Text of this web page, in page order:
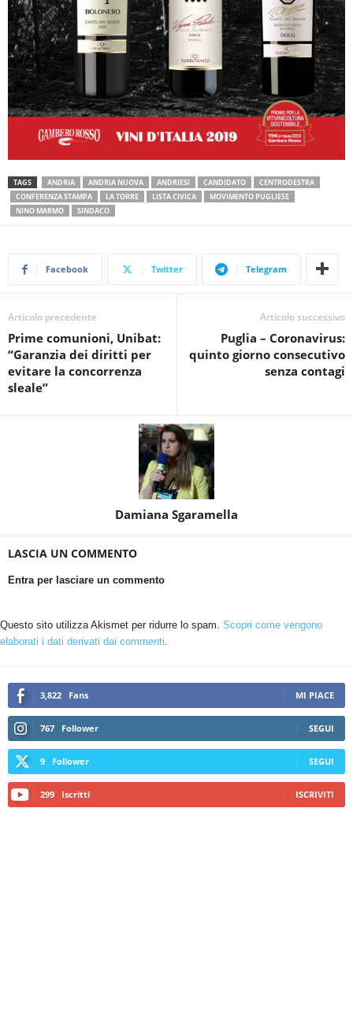
TAGS ANDRIA ANDRIA NUOVA ANDRIESI CANDIDATO
CENTRODESTRA
CONFERENZA STAMPA
LA TORRE LISTA CIVICA
MOVIMENTO PUGLIESE
NINO MARMO
SINDACO
Facebook Twitter Telegram
Articolo precedente
Prime comunioni, Unibat:
“Garanzia dei diritti per
evitare la concorrenza
sleale”
Articolo successivo
Puglia – Coronavirus:
quinto giorno consecutivo
senza contagi
Damiana Sgaramella
LASCIA UN COMMENTO
Entra per lasciare un commento
Questo sito utilizza Akismet per ridurre lo spam. Scopri come vengono
elaborati i dati derivati dai commenti.
3,822 Fans MI PIACE
767 Follower SEGUI
9 Follower SEGUI
299 Iscritti ISCRIVITI